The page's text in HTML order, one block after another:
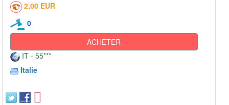
2,00 EUR
0
ACHETER
IT - 55***
Italie